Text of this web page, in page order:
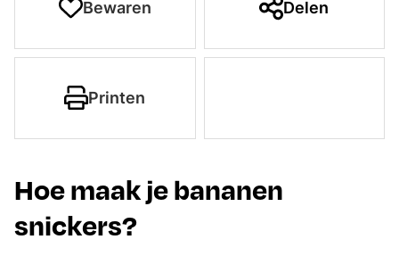
Bewaren Delen
Printen
Hoe maak je bananen
snickers?